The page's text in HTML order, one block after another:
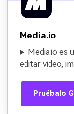
Media.io
Media.io es
editar video,
Pruébalo